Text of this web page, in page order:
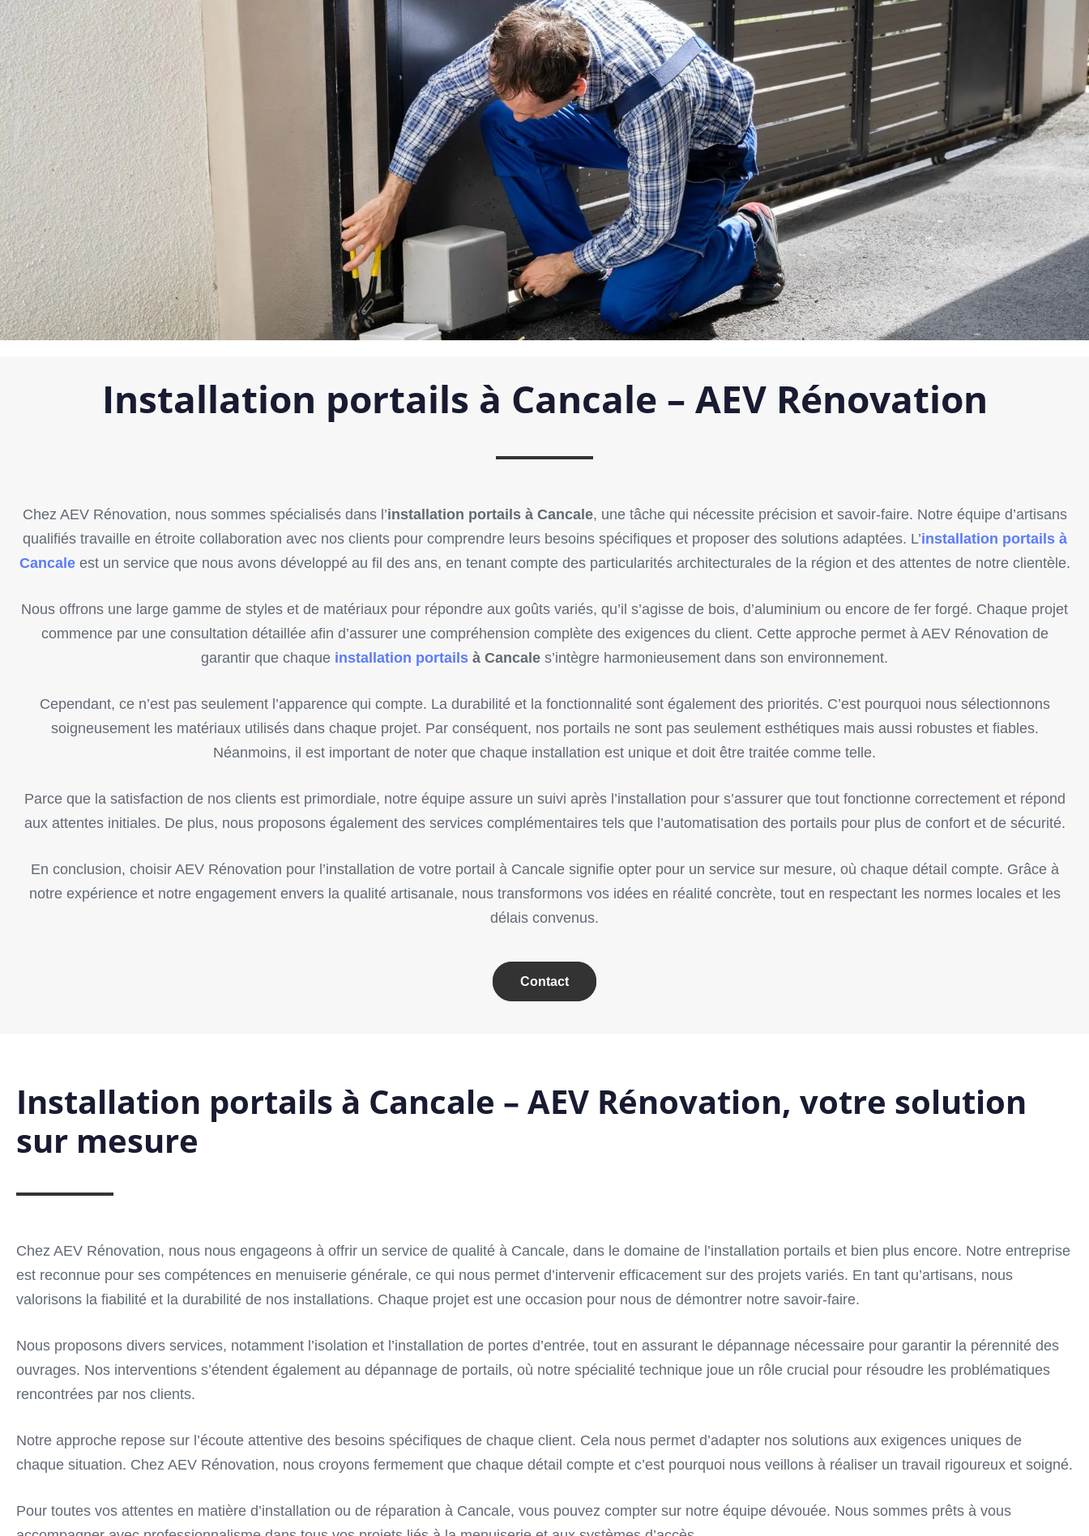
Installation portails à Cancale – AEV Rénovation
Chez AEV Rénovation, nous sommes spécialisés dans l’installation portails à Cancale, une tâche qui nécessite précision et savoir-faire. Notre équipe d’artisans
qualifiés travaille en étroite collaboration avec nos clients pour comprendre leurs besoins spécifiques et proposer des solutions adaptées. L’installation portails à
Cancaleest un service que nous avons développé au fil des ans, en tenant compte des particularités architecturales de la région et des attentes de notre clientèle.
Nous offrons une large gamme de styles et de matériaux pour répondre aux goûts variés, qu’il s’agisse de bois, d’aluminium ou encore de fer forgé. Chaque projet
commence par une consultation détaillée afin d’assurer une compréhension complète des exigences du client. Cette approche permet à AEV Rénovation de
garantir que chaque installation portails à Cancale s’intègre harmonieusement dans son environnement.
Cependant, ce n’est pas seulement l’apparence qui compte. La durabilité et la fonctionnalité sont également des priorités. C’est pourquoi nous sélectionnons
soigneusement les matériaux utilisés dans chaque projet. Par conséquent, nos portails ne sont pas seulement esthétiques mais aussi robustes et fiables.
Néanmoins, il est important de noter que chaque installation est unique et doit être traitée comme telle.
Parce que la satisfaction de nos clients est primordiale, notre équipe assure un suivi après l’installation pour s’assurer que tout fonctionne correctement et répond
aux attentes initiales. De plus, nous proposons également des services complémentaires tels que l’automatisation des portails pour plus de confort et de sécurité.
En conclusion, choisir AEV Rénovation pour l’installation de votre portail à Cancale signifie opter pour un service sur mesure, où chaque détail compte. Grâce à
notre expérience et notre engagement envers la qualité artisanale, nous transformons vos idées en réalité concrète, tout en respectant les normes locales et les
délais convenus.
Contact
Installation portails à Cancale – AEV Rénovation, votre solution
sur mesure
Chez AEV Rénovation, nous nous engageons à offrir un service de qualité à Cancale, dans le domaine de l’installation portails et bien plus encore. Notre entreprise
est reconnue pour ses compétences en menuiserie générale, ce qui nous permet d’intervenir efficacement sur des projets variés. En tant qu’artisans, nous
valorisons la fiabilité et la durabilité de nos installations. Chaque projet est une occasion pour nous de démontrer notre savoir-faire.
Nous proposons divers services, notamment l’isolation et l’installation de portes d’entrée, tout en assurant le dépannage nécessaire pour garantir la pérennité des
ouvrages. Nos interventions s’étendent également au dépannage de portails, où notre spécialité technique joue un rôle crucial pour résoudre les problématiques
rencontrées par nos clients.
Notre approche repose sur l’écoute attentive des besoins spécifiques de chaque client. Cela nous permet d’adapter nos solutions aux exigences uniques de
chaque situation. Chez AEV Rénovation, nous croyons fermement que chaque détail compte et c’est pourquoi nous veillons à réaliser un travail rigoureux et soigné.
Pour toutes vos attentes en matière d’installation ou de réparation à Cancale, vous pouvez compter sur notre équipe dévouée. Nous sommes prêts à vous